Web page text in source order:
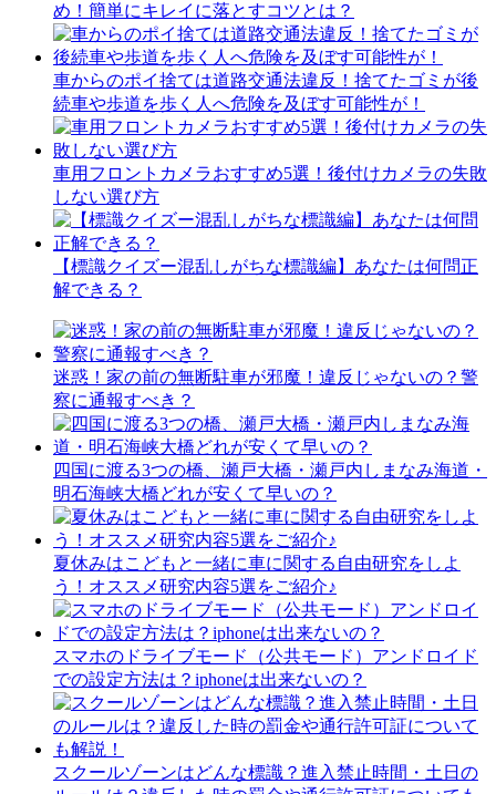
め！簡単にキレイに落とすコツとは？
車からのポイ捨ては道路交通法違反！捨てたゴミが後
続車や歩道を歩く人へ危険を及ぼす可能性が！
車用フロントカメラおすすめ5選！後付けカメラの失敗
しない選び方
【標識クイズー混乱しがちな標識編】あなたは何問正
解できる？
迷惑！家の前の無断駐車が邪魔！違反じゃないの？警
察に通報すべき？
四国に渡る3つの橋、瀬戸大橋・瀬戸内しまなみ海道・
明石海峡大橋どれが安くて早いの？
夏休みはこどもと一緒に車に関する自由研究をしよ
う！オススメ研究内容5選をご紹介♪
スマホのドライブモード（公共モード）アンドロイド
での設定方法は？iphoneは出来ないの？
スクールゾーンはどんな標識？進入禁止時間・土日の